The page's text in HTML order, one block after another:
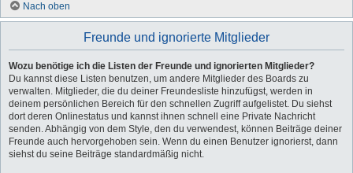
Nach oben
Freunde und ignorierte Mitglieder
Wozu benötige ich die Listen der Freunde und ignorierten Mitglieder?
Du kannst diese Listen benutzen, um andere Mitglieder des Boards zu
verwalten. Mitglieder, die du deiner Freundesliste hinzufügst, werden in
deinem persönlichen Bereich für den schnellen Zugriff aufgelistet. Du siehst
dort deren Onlinestatus und kannst ihnen schnell eine Private Nachricht
senden. Abhängig von dem Style, den du verwendest, können Beiträge deiner
Freunde auch hervorgehoben sein. Wenn du einen Benutzer ignorierst, dann
siehst du seine Beiträge standardmäßig nicht.